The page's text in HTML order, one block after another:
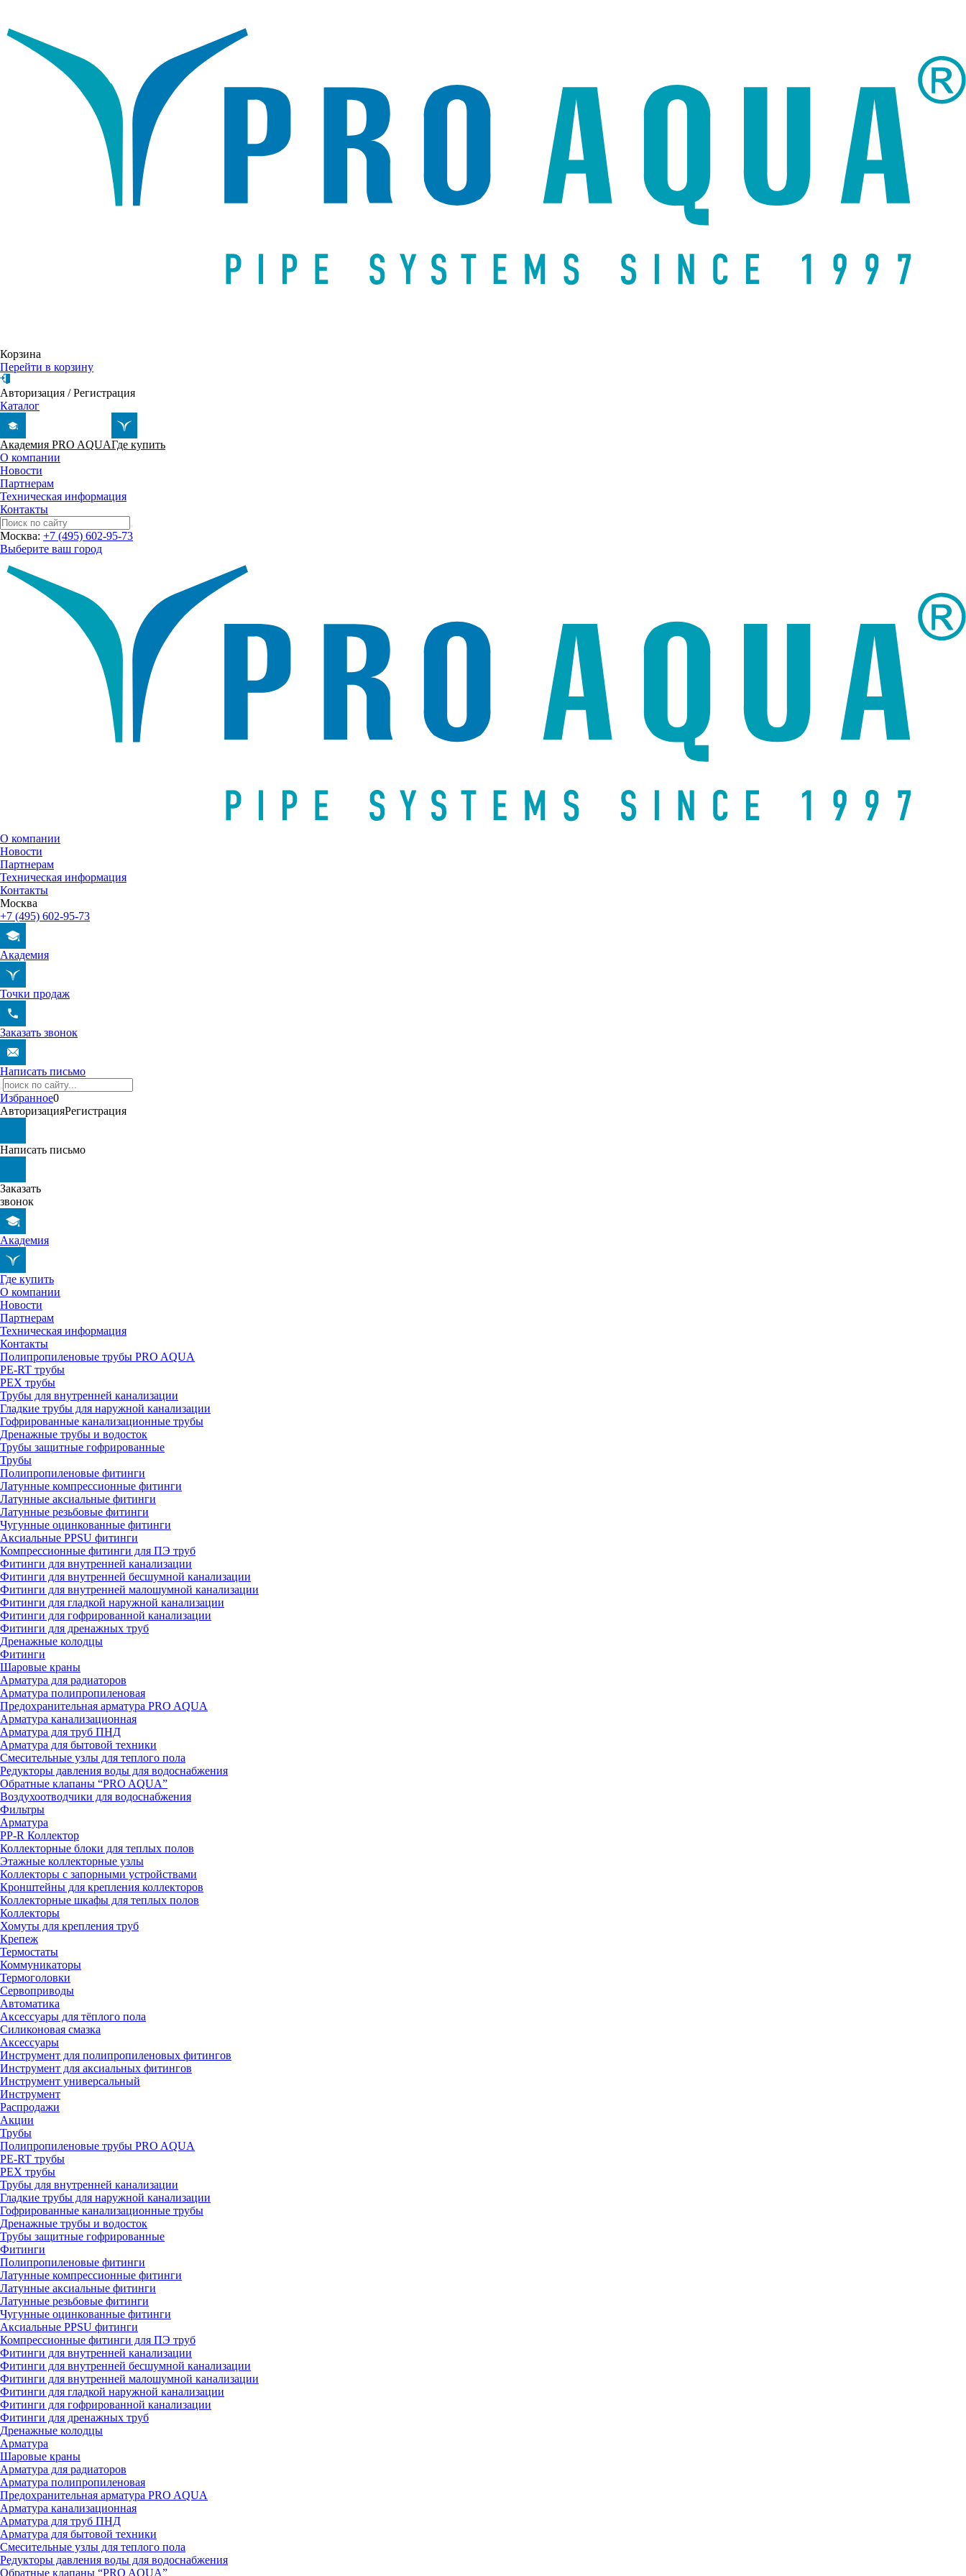
Корзина
Перейти в корзину
Авторизация /Регистрация
Каталог
Академия PRO AQUAГде купить
О компании
Новости
Партнерам
Техническая информация
Контакты
Москва: +7 (495) 602-95-73
Выберите ваш город
О компании
Новости
Партнерам
Техническая информация
Контакты
Москва
+7 (495) 602-95-73
Академия
Точки продаж
Заказать звонок
Написать письмо
Избранное0
АвторизацияРегистрация
Написать письмо
Заказать
звонок
Академия
Где купить
О компании
Новости
Партнерам
Техническая информация
Контакты
Полипропиленовые трубы PRO AQUA
PE-RT трубы
PEX трубы
Трубы для внутренней канализации
Гладкие трубы для наружной канализации
Гофрированные канализационные трубы
Дренажные трубы и водосток
Трубы защитные гофрированные
Трубы
Полипропиленовые фитинги
Латунные компрессионные фитинги
Латунные аксиальные фитинги
Латунные резьбовые фитинги
Чугунные оцинкованные фитинги
Аксиальные PPSU фитинги
Компрессионные фитинги для ПЭ труб
Фитинги для внутренней канализации
Фитинги для внутренней бесшумной канализации
Фитинги для внутренней малошумной канализации
Фитинги для гладкой наружной канализации
Фитинги для гофрированной канализации
Фитинги для дренажных труб
Дренажные колодцы
Фитинги
Шаровые краны
Арматура для радиаторов
Арматура полипропиленовая
Предохранительная арматура PRO AQUA
Арматура канализационная
Арматура для труб ПНД
Арматура для бытовой техники
Смесительные узлы для теплого пола
Редукторы давления воды для водоснабжения
Обратные клапаны “PRO AQUA”
Воздухоотводчики для водоснабжения
Фильтры
Арматура
PP-R Коллектор
Коллекторные блоки для теплых полов
Этажные коллекторные узлы
Коллекторы с запорными устройствами
Кронштейны для крепления коллекторов
Коллекторные шкафы для теплых полов
Коллекторы
Хомуты для крепления труб
Крепеж
Термостаты
Коммуникаторы
Термоголовки
Сервоприводы
Автоматика
Аксессуары для тёплого пола
Силиконовая смазка
Аксессуары
Инструмент для полипропиленовых фитингов
Инструмент для аксиальных фитингов
Инструмент универсальный
Инструмент
Распродажи
Акции
Трубы
Полипропиленовые трубы PRO AQUA
PE-RT трубы
PEX трубы
Трубы для внутренней канализации
Гладкие трубы для наружной канализации
Гофрированные канализационные трубы
Дренажные трубы и водосток
Трубы защитные гофрированные
Фитинги
Полипропиленовые фитинги
Латунные компрессионные фитинги
Латунные аксиальные фитинги
Латунные резьбовые фитинги
Чугунные оцинкованные фитинги
Аксиальные PPSU фитинги
Компрессионные фитинги для ПЭ труб
Фитинги для внутренней канализации
Фитинги для внутренней бесшумной канализации
Фитинги для внутренней малошумной канализации
Фитинги для гладкой наружной канализации
Фитинги для гофрированной канализации
Фитинги для дренажных труб
Дренажные колодцы
Арматура
Шаровые краны
Арматура для радиаторов
Арматура полипропиленовая
Предохранительная арматура PRO AQUA
Арматура канализационная
Арматура для труб ПНД
Арматура для бытовой техники
Смесительные узлы для теплого пола
Редукторы давления воды для водоснабжения
Обратные клапаны “PRO AQUA”